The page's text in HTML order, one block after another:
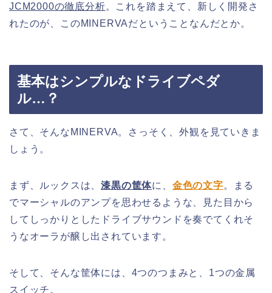
JCM2000の徹底分析。これを踏まえて、新しく開発さ
れたのが、このMINERVAだということなんだとか。
基本はシンプルなドライブペダ
ル…？
さて、そんなMINERVA。さっそく、外観を見ていきま
しょう。
まず、ルックスは、漆黒の筐体に、 金色の文字。まる
でマーシャルのアンプを思わせるような、見た目から
してしっかりとしたドライブサウンドを奏でてくれそ
うなオーラが醸し出されています。
そして、そんな筐体には、4つのつまみと、1つの金属
スイッチ。